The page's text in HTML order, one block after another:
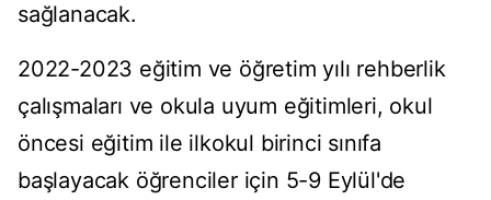
sağlanacak.
2022-2023 eğitim ve öğretim yılı rehberlik
çalışmaları ve okula uyum eğitimleri, okul
öncesi eğitim ile ilkokul birinci sınıfa
başlayacak öğrenciler için 5-9 Eylül'de